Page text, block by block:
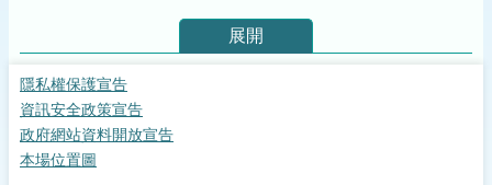
展開
隱私權保護宣告
資訊安全政策宣告
政府網站資料開放宣告
本場位置圖